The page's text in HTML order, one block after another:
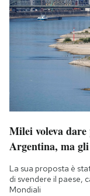
Milei voleva
Argentina, ma
La sua proposta è
di svendere il paese,
Mondiali